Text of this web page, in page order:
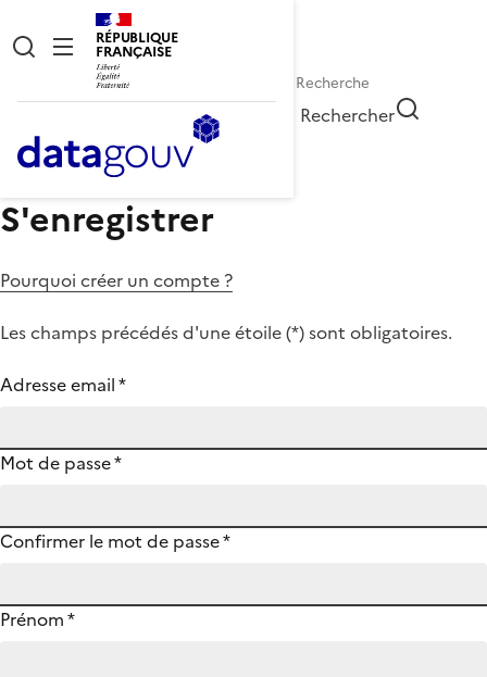
RÉPUBLIQUE
FRANÇAISE
Rechercher
S'enregistrer
Pourquoi créer un compte ?
Les champs précédés d'une étoile (*) sont obligatoires.
Adresse email*
Mot de passe*
Confirmer le mot de passe*
Prénom*